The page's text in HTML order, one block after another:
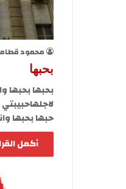
محمود
بحبها
بحبها
حبها بحبها
أكمل